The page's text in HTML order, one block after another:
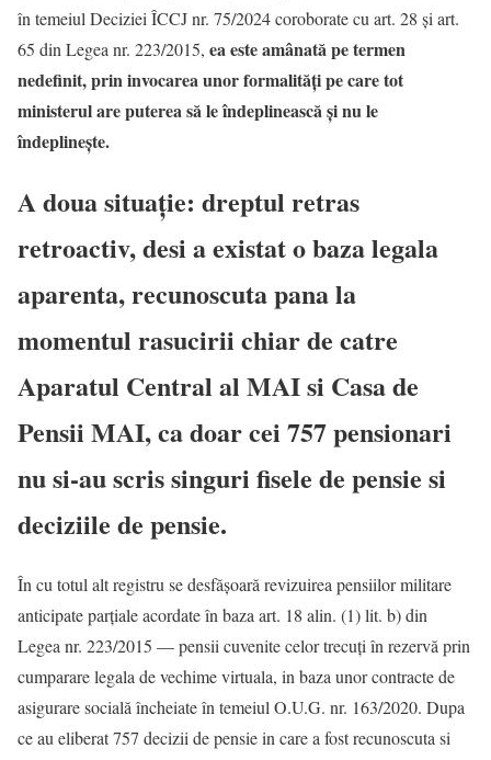
în temeiul Deciziei ÎCCJ nr. 75/2024 coroborate cu art. 28 și art.
65 din Legea nr. 223/2015, ea este amânată pe termen
nedefinit, prin invocarea unor formalități pe care tot
ministerul are puterea să le îndeplinească și nu le
îndeplinește.
A doua situație: dreptul retras
retroactiv, desi a existat o baza legala
aparenta, recunoscuta pana la
momentul rasucirii chiar de catre
Aparatul Central al MAI si Casa de
Pensii MAI, ca doar cei 757 pensionari
nu si-au scris singuri fisele de pensie si
deciziile de pensie.
În cu totul alt registru se desfășoară revizuirea pensiilor militare
anticipate parțiale acordate în baza art. 18 alin. (1) lit. b) din
Legea nr. 223/2015 — pensii cuvenite celor trecuți în rezervă prin
cumparare legala de vechime virtuala, in baza unor contracte de
asigurare socială încheiate în temeiul O.U.G. nr. 163/2020. Dupa
ce au eliberat 757 decizii de pensie in care a fost recunoscuta si